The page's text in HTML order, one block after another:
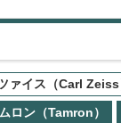
ァイス（Carl Zeiss
ロン（Tamron）